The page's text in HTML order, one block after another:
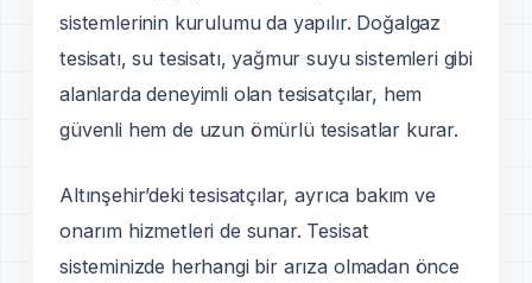
sistemlerinin kurulumu da yapılır. Doğalgaz
tesisatı, su tesisatı, yağmur suyu sistemleri gibi
alanlarda deneyimli olan tesisatçılar, hem
güvenli hem de uzun ömürlü tesisatlar kurar.
Altınşehir’deki tesisatçılar, ayrıca bakım ve
onarım hizmetleri de sunar. Tesisat
sisteminizde herhangi bir arıza olmadan önce